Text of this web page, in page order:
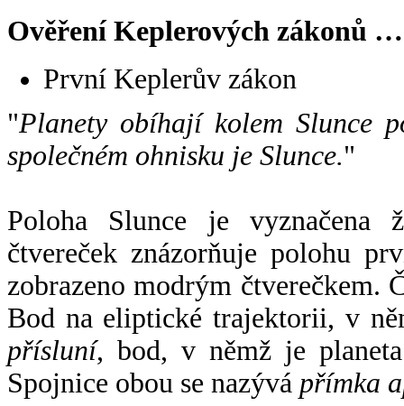
Ověření Keplerových zákonů …
První Keplerův zákon
"Planety obíhají kolem Slunce
společném ohnisku je Slunce."
Poloha Slunce je vyznačena
čtvereček znázorňuje polohu
zobrazeno modrým čtverečkem.
Bod na eliptické trajektorii, v
přísluní, bod, v němž je
Spojnice obou se nazývá přímka